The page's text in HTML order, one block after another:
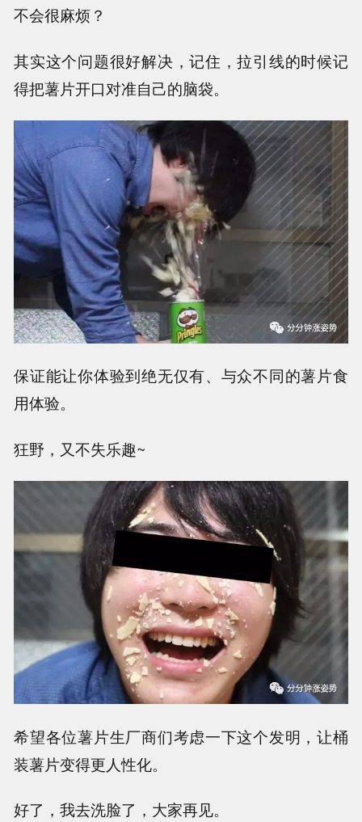
不会很麻烦？
其实这个问题很好解决，记住，拉引线的时候记
得把薯片开口对准自己的脑袋。
保证能让你体验到绝无仅有、与众不同的薯片食
用体验。
狂野，又不失乐趣~
希望各位薯片生厂商们考虑一下这个发明，让桶
装薯片变得更人性化。
好了，我去洗脸了，大家再见。